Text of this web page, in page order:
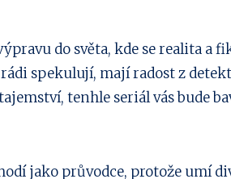
do světa, kde se realita a
spekulují, mají radost z
tenhle seriál vás bude
jako průvodce, protože umí